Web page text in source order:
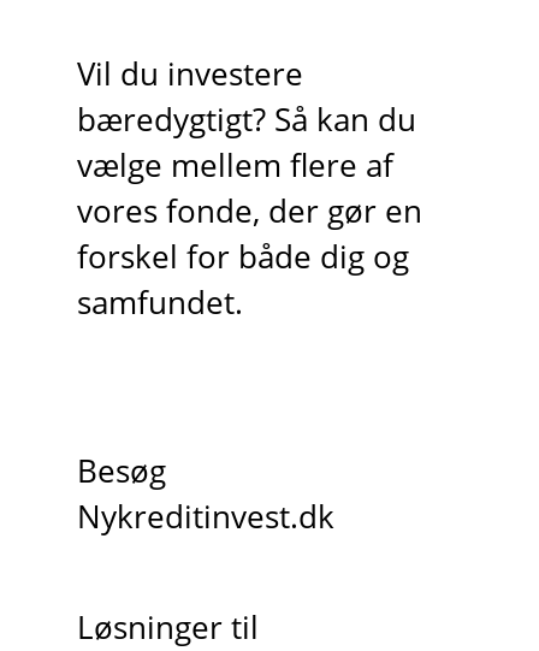
Vil du investere
bæredygtigt? Så kan du
vælge mellem flere af
vores fonde, der gør en
forskel for både dig og
samfundet.
Besøg
Nykreditinvest.dk
Løsninger til